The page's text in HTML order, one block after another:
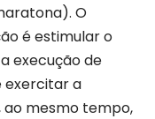
O
é estimular o
execução de
exercitar a
mesmo tempo,